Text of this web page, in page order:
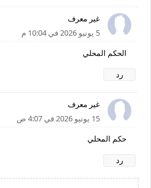
غير معرف
5 يونيو 2026 في 10:04 م
الحكم المحلي
رد
غير معرف
15 يونيو 2026 في 4:07 ص
حكم المحلي
رد